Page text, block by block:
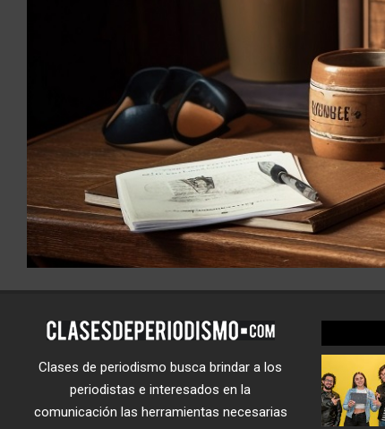
Clases de periodismo busca brindar a los
periodistas e interesados en la
comunicación las herramientas necesarias